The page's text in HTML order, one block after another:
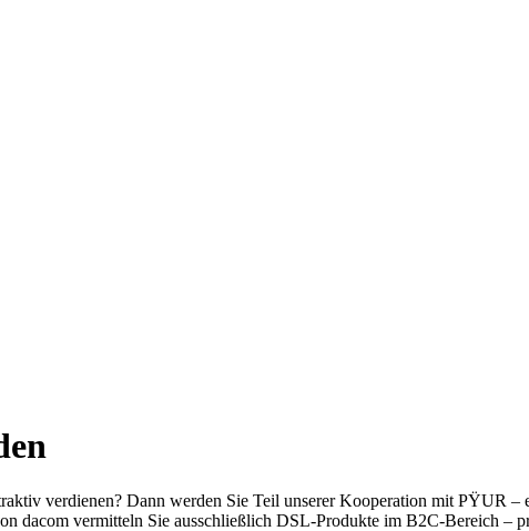
verdienen? Dann werden Sie Teil unserer Kooperation mit PŸUR
dacom vermitteln Sie ausschließlich DSL-Produkte im B2C-Bereich –